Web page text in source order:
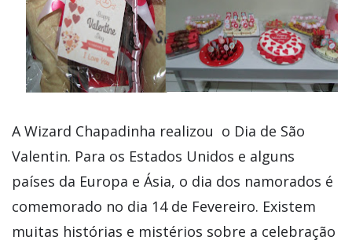
A Wizard Chapadinha realizou o Dia de São
Valentin. Para os Estados Unidos e alguns
países da Europa e Ásia, o dia dos namorados é
comemorado no dia 14 de Fevereiro. Existem
muitas histórias e mistérios sobre a celebração